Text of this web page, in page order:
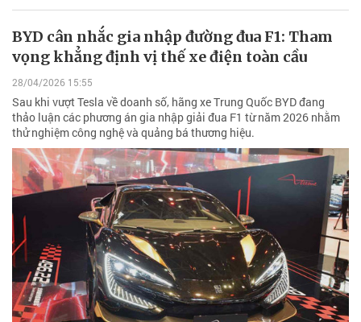
BYD cân nhắc gia nhập đường đua F1: Tham
vọng khẳng định vị thế xe điện toàn cầu
28/04/2026 15:55
Sau khi vượt Tesla về doanh số, hãng xe Trung Quốc BYD đang
thảo luận các phương án gia nhập giải đua F1 từ năm 2026 nhằm
thử nghiệm công nghệ và quảng bá thương hiệu.